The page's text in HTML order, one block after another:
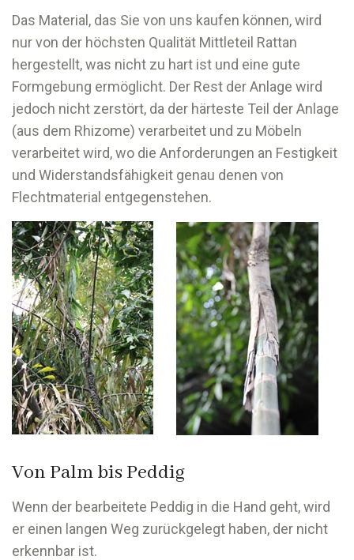
Das Material, das Sie von uns kaufen können, wird
nur von der höchsten Qualität Mittleteil Rattan
hergestellt, was nicht zu hart ist und eine gute
Formgebung ermöglicht. Der Rest der Anlage wird
jedoch nicht zerstört, da der härteste Teil der Anlage
(aus dem Rhizome) verarbeitet und zu Möbeln
verarbeitet wird, wo die Anforderungen an Festigkeit
und Widerstandsfähigkeit genau denen von
Flechtmaterial entgegenstehen.
Von Palm bis Peddig
Wenn der bearbeitete Peddig in die Hand geht, wird
er einen langen Weg zurückgelegt haben, der nicht
erkennbar ist.